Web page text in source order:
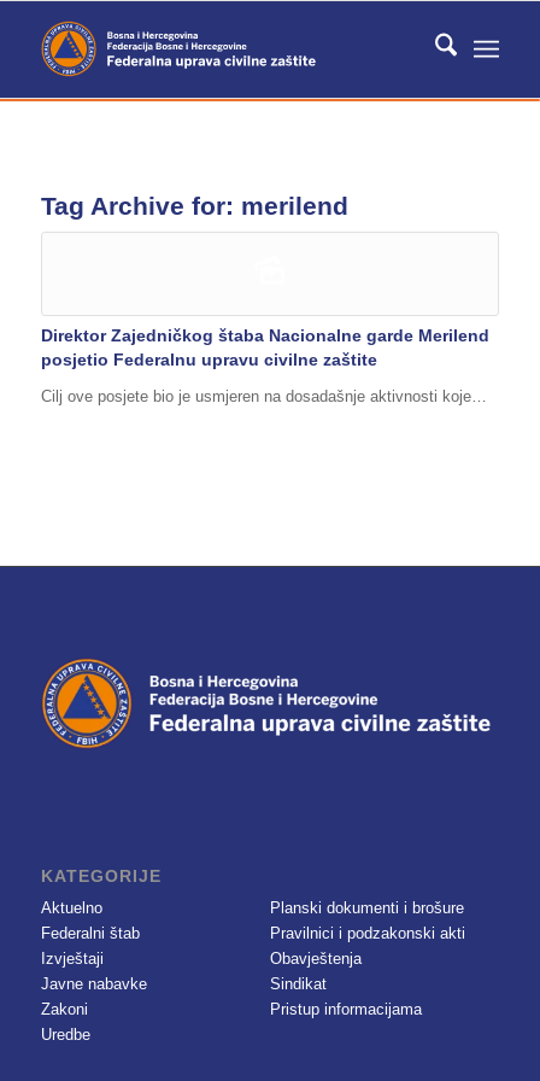
Tag Archive for: merilend
Direktor Zajedničkog štaba Nacionalne garde Merilend
posjetio Federalnu upravu civilne zaštite
Cilj ove posjete bio je usmjeren na dosadašnje aktivnosti koje…
KATEGORIJE
Aktuelno
Federalni štab
Izvještaji
Javne nabavke
Zakoni
Uredbe
Planski dokumenti i brošure
Pravilnici i podzakonski akti
Obavještenja
Sindikat
Pristup informacijama